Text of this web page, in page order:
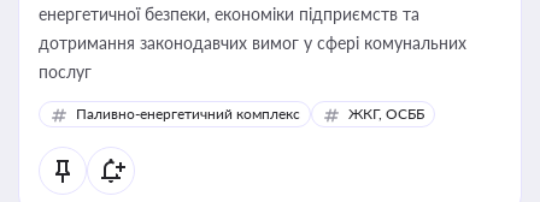
енергетичної безпеки, економіки підприємств та
дотримання законодавчих вимог у сфері комунальних
послуг
Паливно-енергетичний комплекс ЖКГ, ОСББ